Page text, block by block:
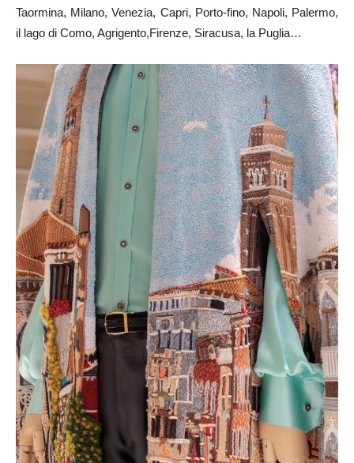
Taormina, Milano, Venezia, Capri, Porto-fino, Napoli, Palermo,
il lago di Como, Agrigento,Firenze, Siracusa, la Puglia…